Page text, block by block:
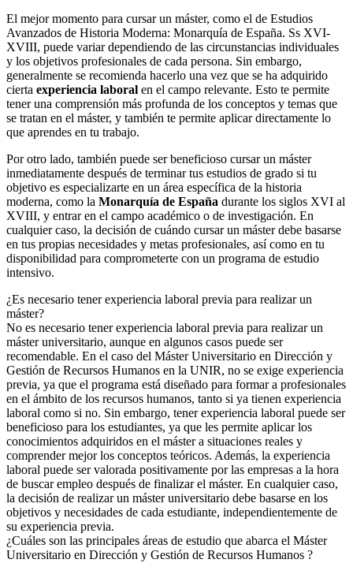
El mejor momento para cursar un máster, como el de Estudios
Avanzados de Historia Moderna: Monarquía de España. Ss XVI-
XVIII, puede variar dependiendo de las circunstancias individuales
y los objetivos profesionales de cada persona. Sin embargo,
generalmente se recomienda hacerlo una vez que se ha adquirido
cierta experiencia laboral en el campo relevante. Esto te permite
tener una comprensión más profunda de los conceptos y temas que
se tratan en el máster, y también te permite aplicar directamente lo
que aprendes en tu trabajo.
Por otro lado, también puede ser beneficioso cursar un máster
inmediatamente después de terminar tus estudios de grado si tu
objetivo es especializarte en un área específica de la historia
moderna, como la Monarquía de España durante los siglos XVI al
XVIII, y entrar en el campo académico o de investigación. En
cualquier caso, la decisión de cuándo cursar un máster debe basarse
en tus propias necesidades y metas profesionales, así como en tu
disponibilidad para comprometerte con un programa de estudio
intensivo.
¿Es necesario tener experiencia laboral previa para realizar un
máster?
No es necesario tener experiencia laboral previa para realizar un
máster universitario, aunque en algunos casos puede ser
recomendable. En el caso del Máster Universitario en Dirección y
Gestión de Recursos Humanos en la UNIR, no se exige experiencia
previa, ya que el programa está diseñado para formar a profesionales
en el ámbito de los recursos humanos, tanto si ya tienen experiencia
laboral como si no. Sin embargo, tener experiencia laboral puede ser
beneficioso para los estudiantes, ya que les permite aplicar los
conocimientos adquiridos en el máster a situaciones reales y
comprender mejor los conceptos teóricos. Además, la experiencia
laboral puede ser valorada positivamente por las empresas a la hora
de buscar empleo después de finalizar el máster. En cualquier caso,
la decisión de realizar un máster universitario debe basarse en los
objetivos y necesidades de cada estudiante, independientemente de
su experiencia previa.
¿Cuáles son las principales áreas de estudio que abarca el Máster
Universitario en Dirección y Gestión de Recursos Humanos ?